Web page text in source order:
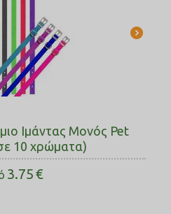
Ιμάντας Μονός Pet
10 χρώματα)
3.75€